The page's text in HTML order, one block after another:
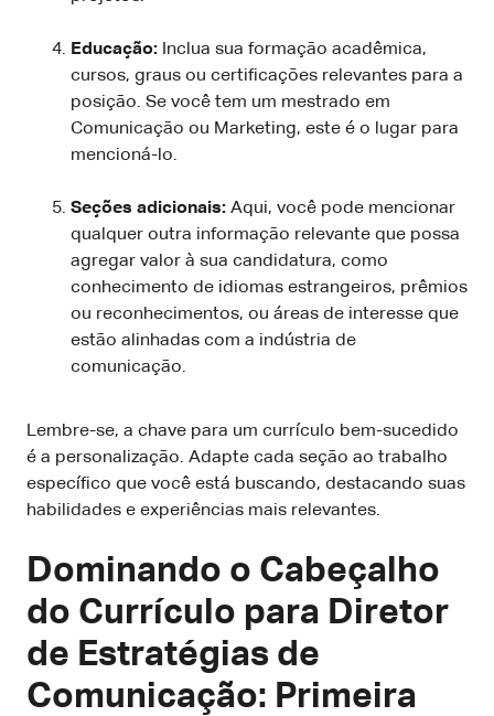
Educação: Inclua sua formação acadêmica,
cursos, graus ou certificações relevantes para a
posição. Se você tem um mestrado em
Comunicação ou Marketing, este é o lugar para
mencioná-lo.
Seções adicionais: Aqui, você pode mencionar
qualquer outra informação relevante que possa
agregar valor à sua candidatura, como
conhecimento de idiomas estrangeiros, prêmios
ou reconhecimentos, ou áreas de interesse que
estão alinhadas com a indústria de
comunicação.
Lembre-se, a chave para um currículo bem-sucedido
é a personalização. Adapte cada seção ao trabalho
específico que você está buscando, destacando suas
habilidades e experiências mais relevantes.
Dominando o Cabeçalho
do Currículo para Diretor
de Estratégias de
Comunicação: Primeira